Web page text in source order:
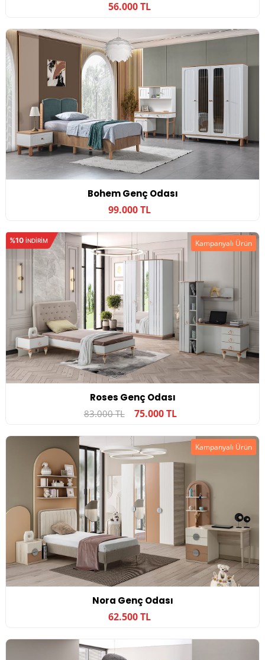
56.000 TL
Bohem Genç Odası
99.000 TL
%10 INDIRIM
Roses Genç Odası
83.000 TL 75.000 TL
Kampanyalı Ürün
Nora Genç Odası
62.500 TL
Kampanyalı Ürün